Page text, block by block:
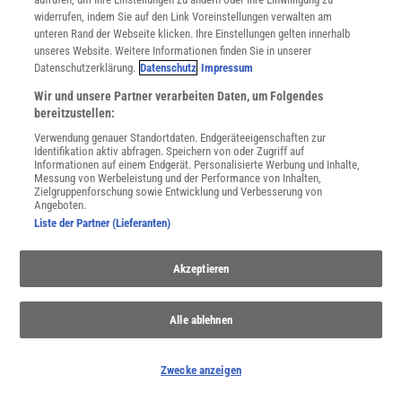
Dr. Thomas Bührke, Leimen [TB] (A) (32)
Jochen Büttner, Berlin [JB] (A) (02)
Dr. Matthias Delbrück, Dossenheim [MD] (A) (12, 24, 29)
Karl Eberl, Stuttgart [KE] (A) (Essay Molekularstrahlepitaxie)
Dr. Wolfgang Eisenberg, Leipzig [WE] (A) (15)
Dr. Frank Eisenhaber, Wien [FE] (A) (27)
Dr. Roger Erb, Kassel [RE1] (A) (33; Essay Optische Erscheinungen der
Atmosphäre)
Dr. Christian Eurich, Bremen [CE] (A) (Essay Neuronale Netze)
Dr. Angelika Fallert-Müller, Groß-Zimmern [AFM] (A) (16, 26)
Stephan Fichtner, Heidelberg [SF] (A) (31)
Dr. Thomas Filk, Freiburg [TF3] (A) (10, 15; Essay Perkolationstheorie)
Natalie Fischer, Walldorf [NF] (A) (32)
Christian Fulda, Hannover [CF] (A) (07)
Dr. Harald Genz, Darmstadt [HG1] (A) (18)
Prof. Dr. Gerd Graßhoff, Bern [GG] (A) (02)
Andrea Greiner, Heidelberg [AG1] (A) (06)
Prof. Dr. Michael Grodzicki, Salzburg [MG1] (B) (01, 16)
widerrufen, indem Sie auf den Link Voreinstellungen verwalten am
unteren Rand der Webseite klicken. Ihre Einstellungen gelten innerhalb
unseres Website. Weitere Informationen finden Sie in unserer
Datenschutzerklärung. Datenschutz Impressum
Wir und unsere Partner verarbeiten Daten, um Folgendes
bereitzustellen:
Verwendung genauer Standortdaten. Endgeräteeigenschaften zur
Identifikation aktiv abfragen. Speichern von oder Zugriff auf
Informationen auf einem Endgerät. Personalisierte Werbung und Inhalte,
Messung von Werbeleistung und der Performance von Inhalten,
Zielgruppenforschung sowie Entwicklung und Verbesserung von
Angeboten.
Liste der Partner (Lieferanten)
Akzeptieren
Alle ablehnen
Zwecke anzeigen